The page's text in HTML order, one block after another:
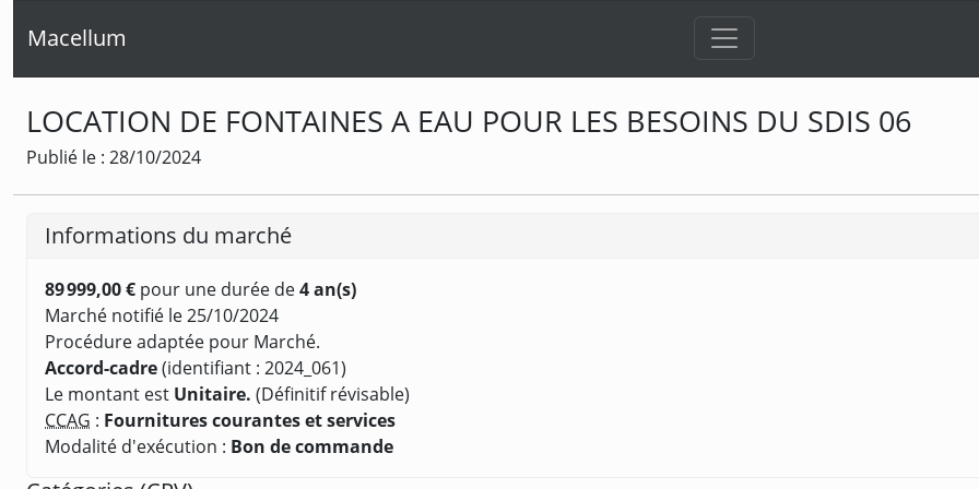
Macellum
LOCATION DE FONTAINES A EAU POUR LES BESOINS DU SDIS 06
Publié le : 28/10/2024
Informations du marché
89 999,00 € pour une durée de4 an(s)
Marché notifié le 25/10/2024
Procédure adaptée pour Marché.
Accord-cadre(identifiant : 2024_061)
Le montant est Unitaire. (Définitif révisable)
CCAG : Fournitures courantes et services
Modalité d'exécution : Bon de commande